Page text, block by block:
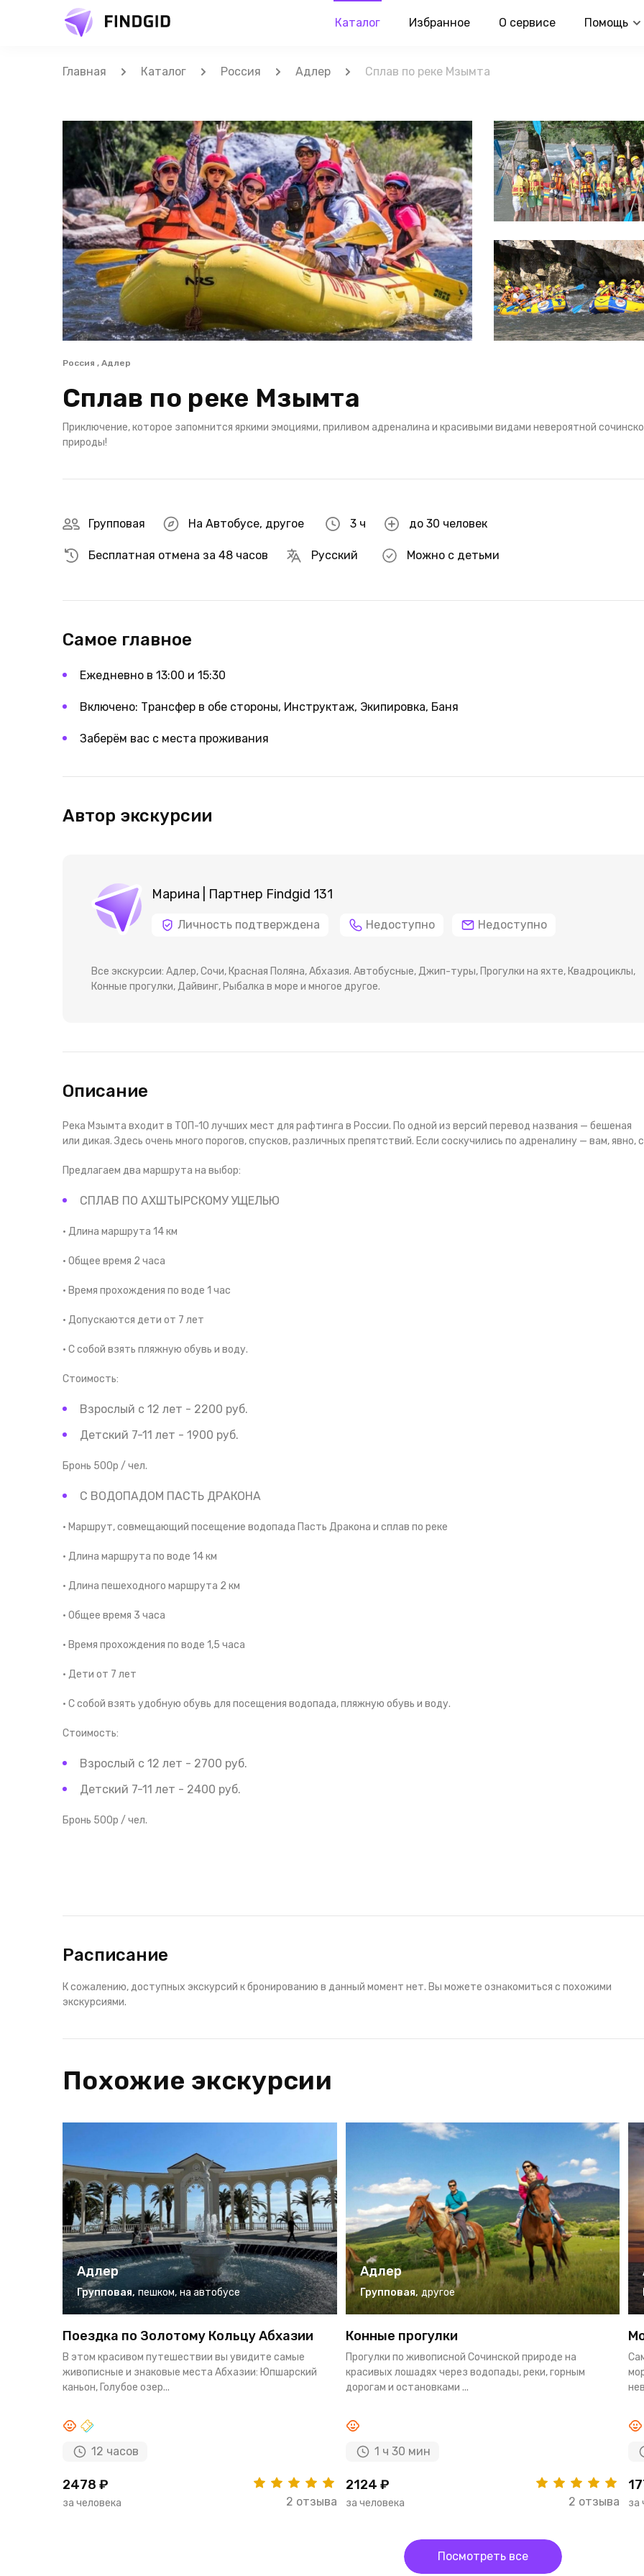
Каталог Избранное О сервисе Помощь
Главная Каталог Россия Адлер Сплав по реке Мзымта
Россия , Адлер
Сплав по реке Мзымта
Приключение, которое запомнится яркими эмоциями, приливом адреналина и красивыми видами невероятной
природы!
Групповая На Автобусе, другое 3 ч до 30 человек
Бесплатная отмена за 48 часов Русский Можно с детьми
Самое главное
Ежедневно в 13:00 и 15:30
Включено: ‌Трансфер в обе стороны, Инструктаж, Экипировка, Баня
Заберём вас с места проживания
Автор экскурсии
Марина | Партнер Findgid 131
Личность подтверждена Недоступно Недоступно
Все экскурсии: Адлер, Сочи, Красная Поляна, Абхазия. Автобусные, Джип-туры, Прогулки на яхте, Квадроциклы,
Конные прогулки, Дайвинг, Рыбалка в море и многое другое.
Описание
Река Мзымта входит в ТОП-10 лучших мест для рафтинга в России. По одной из версий перевод названия — бешеная
или дикая. Здесь очень много порогов, спусков, различных препятствий. Если соскучились по адреналину — вам, явно,
Предлагаем два маршрута на выбор:
СПЛАВ ПО АХШТЫРСКОМУ УЩЕЛЬЮ
• Длина маршрута 14 км
• Общее время 2 часа
• Время прохождения по воде 1 час
• Допускаются дети от 7 лет
• С собой взять пляжную обувь и воду.
Стоимость:
Взрослый с 12 лет - 2200 руб.
Детский 7-11 лет - 1900 руб.
Бронь 500р / чел.
С ВОДОПАДОМ ПАСТЬ ДРАКОНА
• Маршрут, совмещающий посещение водопада Пасть Дракона и сплав по реке
• Длина маршрута по воде 14 км
• Длина пешеходного маршрута 2 км
• Общее время 3 часа
• Время прохождения по воде 1,5 часа
• Дети от 7 лет
• С собой взять удобную обувь для посещения водопада, пляжную обувь и воду.
Стоимость:
Взрослый с 12 лет - 2700 руб.
Детский 7-11 лет - 2400 руб.
Бронь 500р / чел.
Расписание
К сожалению, доступных экскурсий к бронированию в данный момент нет. Вы можете ознакомиться с похожими
экскурсиями.
Похожие экскурсии
Адлер
Групповая, пешком, на автобусе
Поездка по Золотому Кольцу Абхазии
В этом красивом путешествии вы увидите самые
живописные и знаковые места Абхазии: Юпшарский
каньон, Голубое озер...
12 часов
2478 ₽
за человека 2 отзыва
Адлер
Групповая, другое
Конные прогулки
Прогулки по живописной Сочинской природе на
красивых лошадях через водопады, реки, горным
дорогам и остановками ...
1 ч 30 мин
2124 ₽
за человека 2 отзыва за
Посмотреть все